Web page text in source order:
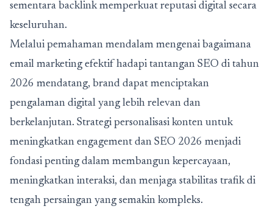
sementara backlink memperkuat reputasi digital secara
keseluruhan.
Melalui pemahaman mendalam mengenai bagaimana
email marketing efektif hadapi tantangan SEO di tahun
2026 mendatang, brand dapat menciptakan
pengalaman digital yang lebih relevan dan
berkelanjutan. Strategi personalisasi konten untuk
meningkatkan engagement dan SEO 2026 menjadi
fondasi penting dalam membangun kepercayaan,
meningkatkan interaksi, dan menjaga stabilitas trafik di
tengah persaingan yang semakin kompleks.